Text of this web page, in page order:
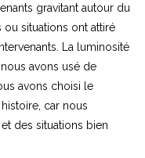
gravitant autour du
situations ont attiré
La luminosité
avons usé de
avons choisi le
car nous
des situations bien